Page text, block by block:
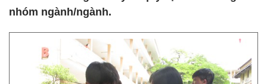
nhóm ngành/ngành.